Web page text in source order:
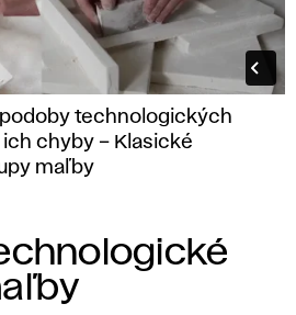
technologických
chyby – Klasické
maľby